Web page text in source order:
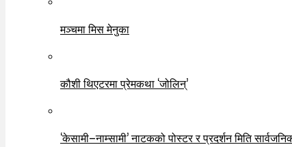
मञ्चमा मिस मेनुका
कौशी थिएटरमा प्रेमकथा ‘जोलिन्’
‘केसामी–नाम्सामी’ नाटकको पोस्टर र प्रदर्शन मिति